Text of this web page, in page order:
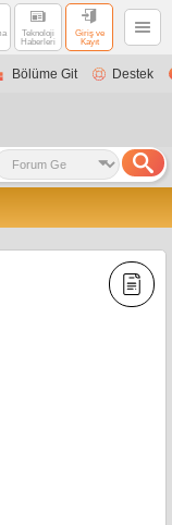
Teknoloji
Haberleri
Giriş ve
Kayıt
Bölüme Git Destek